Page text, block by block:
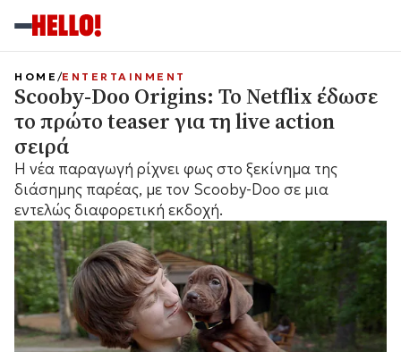
HOME ENTERTAINMENT
Scooby-Doo Origins: Το Netflix έδωσε
το πρώτο teaser για τη live action
σειρά
Η νέα παραγωγή ρίχνει φως στο ξεκίνημα της
διάσημης παρέας, με τον Scooby-Doo σε μια
εντελώς διαφορετική εκδοχή.